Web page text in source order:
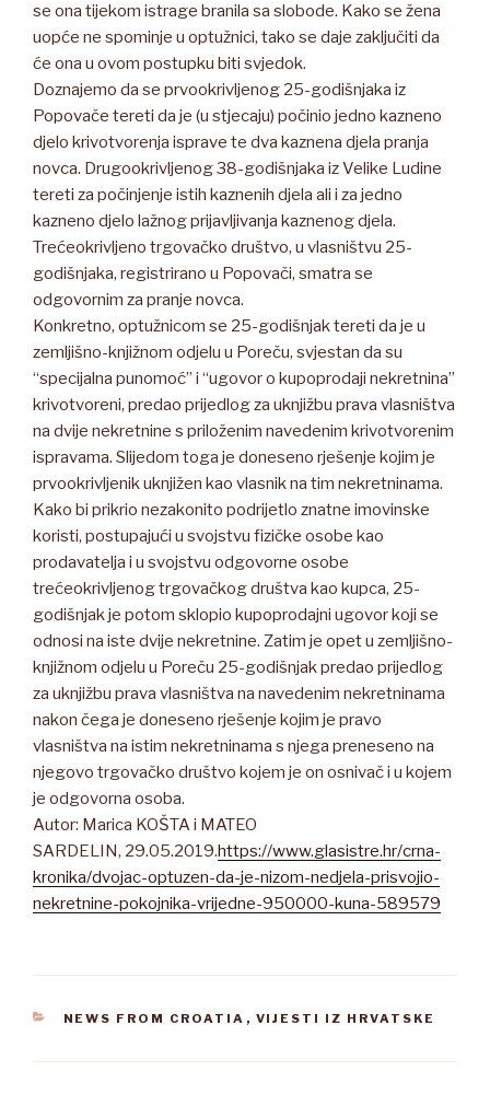
se ona tijekom istrage branila sa slobode. Kako se žena
uopće ne spominje u optužnici, tako se daje zaključiti da
će ona u ovom postupku biti svjedok.
Doznajemo da se prvookrivljenog 25-godišnjaka iz
Popovače tereti da je (u stjecaju) počinio jedno kazneno
djelo krivotvorenja isprave te dva kaznena djela pranja
novca. Drugookrivljenog 38-godišnjaka iz Velike Ludine
tereti za počinjenje istih kaznenih djela ali i za jedno
kazneno djelo lažnog prijavljivanja kaznenog djela.
Trećeokrivljeno trgovačko društvo, u vlasništvu 25-
godišnjaka, registrirano u Popovači, smatra se
odgovornim za pranje novca.
Konkretno, optužnicom se 25-godišnjak tereti da je u
zemljišno-knjižnom odjelu u Poreču, svjestan da su
“specijalna punomoć” i “ugovor o kupoprodaji nekretnina”
krivotvoreni, predao prijedlog za uknjižbu prava vlasništva
na dvije nekretnine s priloženim navedenim krivotvorenim
ispravama. Slijedom toga je doneseno rješenje kojim je
prvookrivljenik uknjižen kao vlasnik na tim nekretninama.
Kako bi prikrio nezakonito podrijetlo znatne imovinske
koristi, postupajući u svojstvu fizičke osobe kao
prodavatelja i u svojstvu odgovorne osobe
trećeokrivljenog trgovačkog društva kao kupca, 25-
godišnjak je potom sklopio kupoprodajni ugovor koji se
odnosi na iste dvije nekretnine. Zatim je opet u zemljišno-
knjižnom odjelu u Poreču 25-godišnjak predao prijedlog
za uknjižbu prava vlasništva na navedenim nekretninama
nakon čega je doneseno rješenje kojim je pravo
vlasništva na istim nekretninama s njega preneseno na
njegovo trgovačko društvo kojem je on osnivač i u kojem
je odgovorna osoba.
Autor: Marica KOŠTA i MATEO
SARDELIN, 29.05.2019.https://www.glasistre.hr/crna-
kronika/dvojac-optuzen-da-je-nizom-nedjela-prisvojio-
nekretnine-pokojnika-vrijedne-950000-kuna-589579
KATEGORIJE
NEWS FROM CROATIA , VIJESTI IZ HRVATSKE